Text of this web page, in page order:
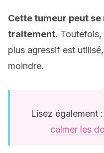
Cette tumeur peut
traitement. Toutefois,
plus agressif est
moindre.
Lisez également :
calmer les